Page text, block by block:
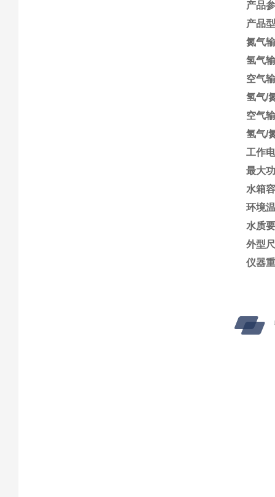
产品
产品
氮气
氢气
空气
氢气/
空气
氢气/
工作
最大
水箱
环境
水质
外型
仪器